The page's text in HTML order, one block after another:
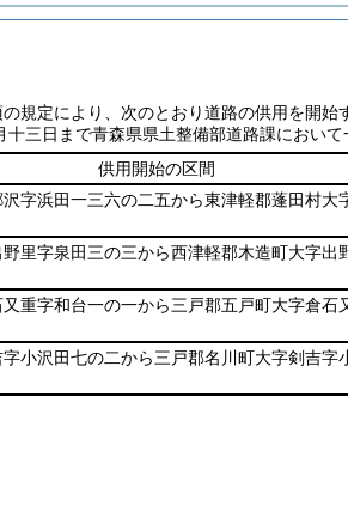
規定により、次のとおり道路の供用を開始
三日まで青森県県土整備部道路課において
供用開始の区間
字浜田一三六の二五から東津軽郡蓬田村大
里字泉田三の三から西津軽郡木造町大字出
重字和台一の一から三戸郡五戸町大字倉石
小沢田七の二から三戸郡名川町大字剣吉字